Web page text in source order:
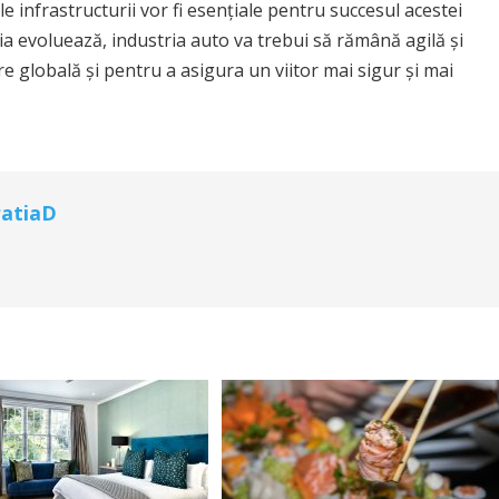
infrastructurii vor fi esențiale pentru succesul acestei
evoluează, industria auto va trebui să rămână agilă și
globală și pentru a asigura un viitor mai sigur și mai